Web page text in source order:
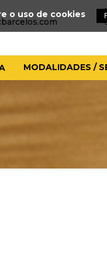
MODALIDADES /
o uso de cookies